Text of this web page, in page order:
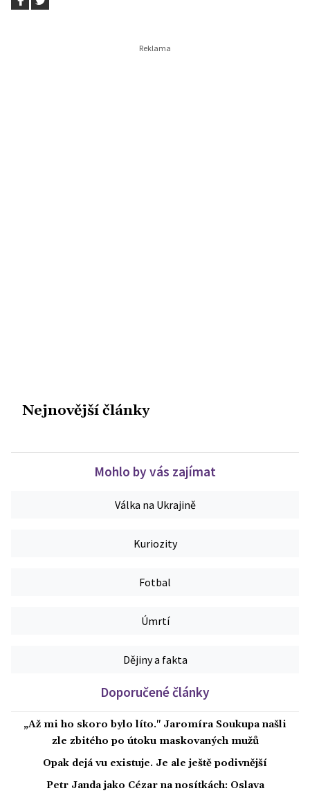
Nejnovější články
Mohlo by vás zajímat
Válka na Ukrajině
Kuriozity
Fotbal
Úmrtí
Dějiny a fakta
Doporučené články
„Až mi ho skoro bylo líto." Jaromíra Soukupa našli
zle zbitého po útoku maskovaných mužů
Opak dejá vu existuje. Je ale ještě podivnější
Petr Janda jako Cézar na nosítkách: Oslava